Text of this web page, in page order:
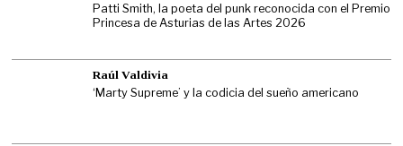
Patti Smith, la poeta del punk reconocida con el Premio
Princesa de Asturias de las Artes 2026
Raúl Valdivia
‘Marty Supreme’ y la codicia del sueño americano